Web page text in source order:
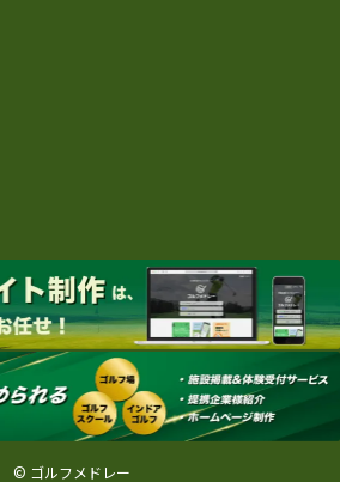
© ゴルフメドレー